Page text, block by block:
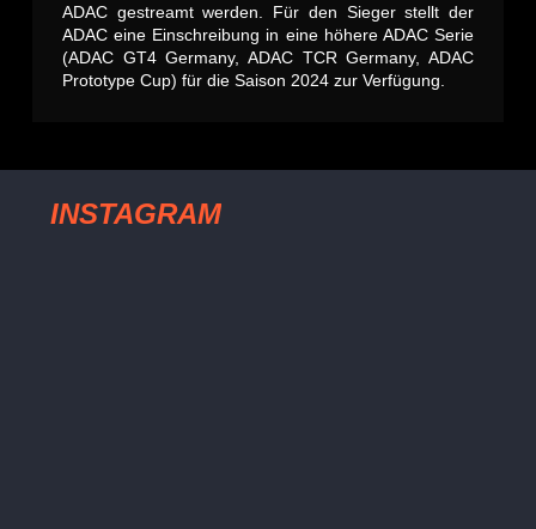
ADAC gestreamt werden. Für den Sieger stellt der
ADAC eine Einschreibung in eine höhere ADAC Serie
(ADAC GT4 Germany, ADAC TCR Germany, ADAC
Prototype Cup) für die Saison 2024 zur Verfügung.
INSTAGRAM